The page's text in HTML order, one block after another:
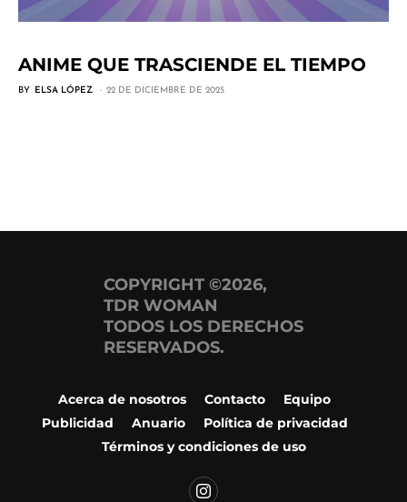
ANIME QUE TRASCIENDE EL TIEMPO
BY ELSA LÓPEZ 22 DE DICIEMBRE DE 2025
COPYRIGHT ©2026,
TDR WOMAN
TODOS LOS DERECHOS
RESERVADOS.
Acerca de nosotros Contacto
Equipo
Publicidad
Anuario
Política de privacidad
Términos y condiciones de uso